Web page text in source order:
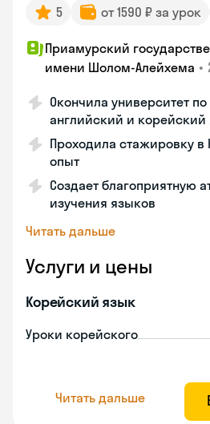
5 от 1590 ₽ за урок
Приамурский
имени Шолом-Алейхема •
Окончила университет
английский и корейский
Проходила стажировку в
опыт
Создает благоприятную
изучения языков
Читать дальше
Услуги и цены
Корейский язык
Уроки корейского
Читать дальше